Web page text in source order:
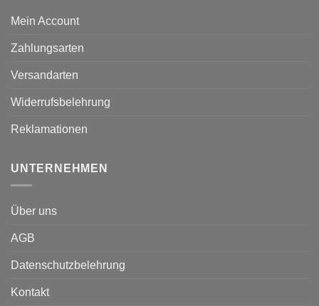
Mein Account
Zahlungsarten
Versandarten
Widerrufsbelehrung
Reklamationen
UNTERNEHMEN
Über uns
AGB
Datenschutzbelehrung
Kontakt